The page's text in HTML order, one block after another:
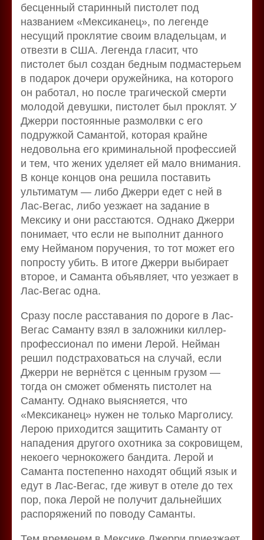
бесценный старинный пистолет под
названием «Мексиканец», по легенде
несущий проклятие своим владельцам, и
отвезти в США. Легенда гласит, что
пистолет был создан бедным подмастерьем
в подарок дочери оружейника, на которого
он работал, но после трагической смерти
молодой девушки, пистолет был проклят. У
Джерри постоянные размолвки с его
подружкой Самантой, которая крайне
недовольна его криминальной профессией
и тем, что жених уделяет ей мало внимания.
В конце концов она решила поставить
ультиматум — либо Джерри едет с ней в
Лас-Вегас, либо уезжает на задание в
Мексику и они расстаются. Однако Джерри
понимает, что если не выполнит данного
ему Нейманом поручения, то тот может его
попросту убить. В итоге Джерри выбирает
второе, и Саманта объявляет, что уезжает в
Лас-Вегас одна.
Сразу после расставания по дороге в Лас-
Вегас Саманту взял в заложники киллер-
профессионал по имени Лерой. Нейман
решил подстраховаться на случай, если
Джерри не вернётся с ценным грузом —
тогда он сможет обменять пистолет на
Саманту. Однако выясняется, что
«Мексиканец» нужен не только Марголису.
Лерою приходится защитить Саманту от
нападения другого охотника за сокровищем,
некоего чернокожего бандита. Лерой и
Саманта постепенно находят общий язык и
едут в Лас-Вегас, где живут в отеле до тех
пор, пока Лерой не получит дальнейших
распоряжений по поводу Саманты.